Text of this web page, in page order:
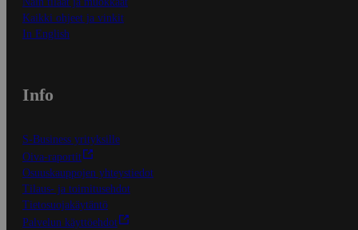
Kaikki ohjeet ja vinkit
In English
Info
S-Business yrityksille
Oiva-raportit
Osuuskauppojen yhteystiedot
Tilaus- ja toimitusehdot
Tietosuojakäytäntö
Palvelun käyttöehdot